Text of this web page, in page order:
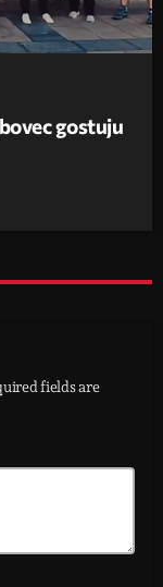
gostuju
fields are